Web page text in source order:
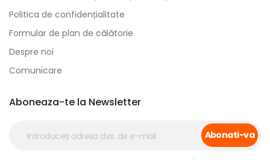
Politica de confidențialitate
Formular de plan de călătorie
Despre noi
Comunicare
Aboneaza-te la Newsletter
Abonati-va